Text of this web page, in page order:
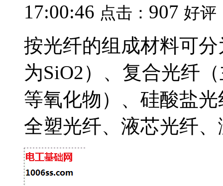
17:00:46 点击： 907 好评
按光纤的组成材料可
为SiO2）、复合光纤
等氧化物）、硅酸盐
全塑光纤、液芯光纤